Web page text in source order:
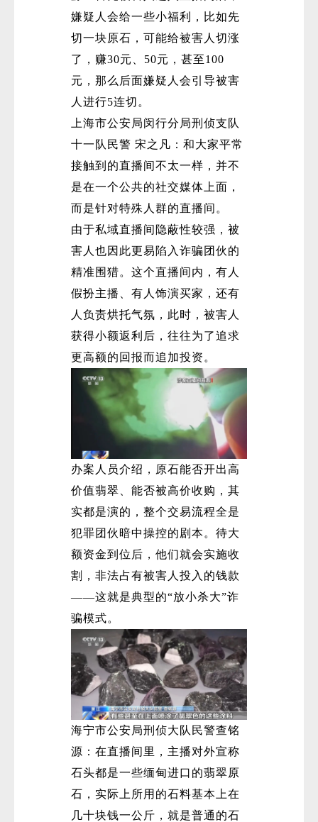
嫌疑人会给一些小福利，比如先
切一块原石，可能给被害人切涨
了，赚30元、50元，甚至100
元，那么后面嫌疑人会引导被害
人进行5连切。
上海市公安局闵行分局刑侦支队
十一队民警 宋之凡：和大家平常
接触到的直播间不太一样，并不
是在一个公共的社交媒体上面，
而是针对特殊人群的直播间。
由于私域直播间隐蔽性较强，被
害人也因此更易陷入诈骗团伙的
精准围猎。这个直播间内，有人
假扮主播、有人饰演买家，还有
人负责烘托气氛，此时，被害人
获得小额返利后，往往为了追求
更高额的回报而追加投资。
办案人员介绍，原石能否开出高
价值翡翠、能否被高价收购，其
实都是演的，整个交易流程全是
犯罪团伙暗中操控的剧本。待大
额资金到位后，他们就会实施收
割，非法占有被害人投入的钱款
——这就是典型的“放小杀大”诈
骗模式。
海宁市公安局刑侦大队民警查铭
源：在直播间里，主播对外宣称
石头都是一些缅甸进口的翡翠原
石，实际上所用的石料基本上在
几十块钱一公斤，就是普通的石